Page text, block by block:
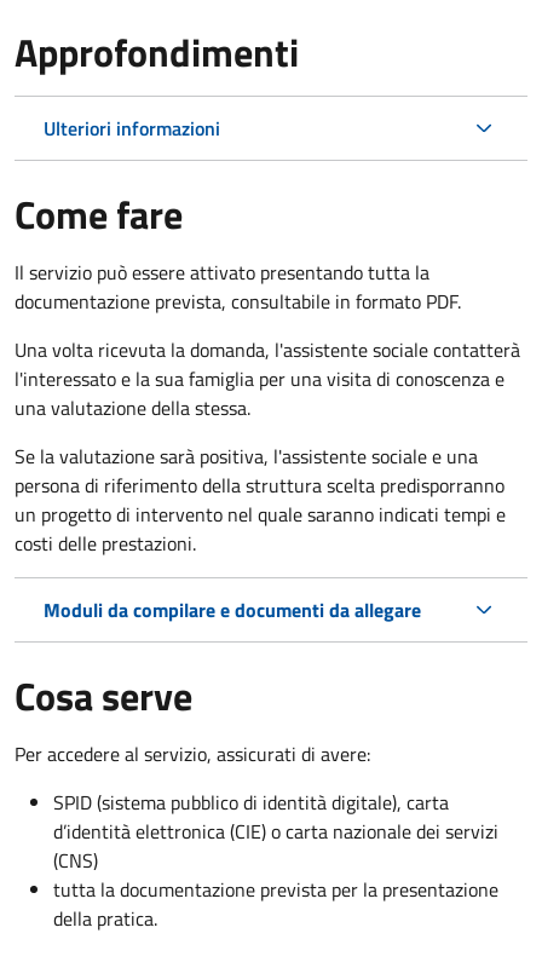
Approfondimenti
Ulteriori informazioni
Come fare
Il servizio può essere attivato presentando tutta la
documentazione prevista, consultabile in formato PDF.
Una volta ricevuta la domanda, l'assistente sociale contatterà
l'interessato e la sua famiglia per una visita di conoscenza e
una valutazione della stessa.
Se la valutazione sarà positiva, l'assistente sociale e una
persona di riferimento della struttura scelta predisporranno
un progetto di intervento nel quale saranno indicati tempi e
costi delle prestazioni.
Moduli da compilare e documenti da allegare
Cosa serve
Per accedere al servizio, assicurati di avere:
SPID (sistema pubblico di identità digitale), carta
d’identità elettronica (CIE) o carta nazionale dei servizi
(CNS)
tutta la documentazione prevista per la presentazione
della pratica.